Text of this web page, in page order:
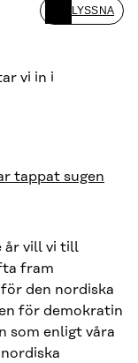
LYSSNA
vi in i
tappat sugen
år vill vi till
fram
den nordiska
för demokratin
som enligt våra